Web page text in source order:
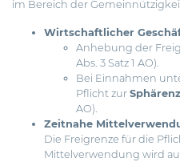
im Bereich der
Wirtschaftlicher
Anhebung der
Abs. 3 Satz 1 AO).
Bei Einnahmen
Pflicht zur
AO).
Zeitnahe
Die Freigrenze für die
Mittelverwendung wird